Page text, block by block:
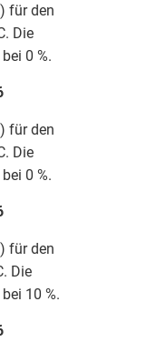
für den
Die
0 %.
für den
Die
0 %.
für den
Die
10 %.